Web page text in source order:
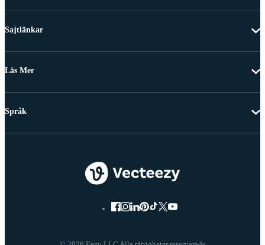
Sajtlänkar
Läs Mer
Språk